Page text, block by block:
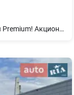
В наличии в Харькове новая комплектация Premium! Акционная цена на авто 2026 года производства! *на фото автомобиль в комплектации Selection+ Комплектация Premium для тех, кто ценит комфорт: - LED Matrix головные фары - Сенсорное открытие багажного отделения - Система безключевого доступа Keyless Advanced - климат-контроль (2х зонный) - Обогрев: сидений, зеркал, лобового стекла - легкосплавные диски 17 - Цифровая панель приборов - парктроник и камера заднего вида - подогрев сидений, руля и лобового стекла - система курсовой устойчивости и много другого. Доступна в кредит или по программе Трейд-Ин (обмен старого авто на новое)